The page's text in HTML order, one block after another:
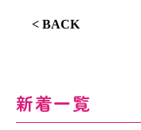
< BACK
新着一覧